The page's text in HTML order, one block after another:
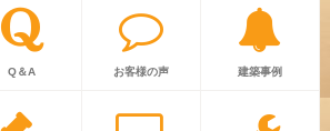
Q＆A お客様の声 建築事例